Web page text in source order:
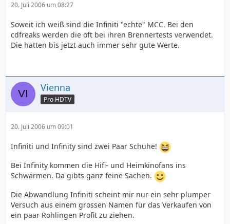
20. Juli 2006 um 08:27
Soweit ich weiß sind die Infiniti "echte" MCC. Bei den
cdfreaks werden die oft bei ihren Brennertests verwendet.
Die hatten bis jetzt auch immer sehr gute Werte.
Vienna
Pro HDTV
20. Juli 2006 um 09:01
Infiniti und Infinity sind zwei Paar Schuhe!
Bei Infinity kommen die Hifi- und Heimkinofans ins
Schwärmen. Da gibts ganz feine Sachen.
Die Abwandlung Infiniti scheint mir nur ein sehr plumper
Versuch aus einem grossen Namen für das Verkaufen von
ein paar Rohlingen Profit zu ziehen.